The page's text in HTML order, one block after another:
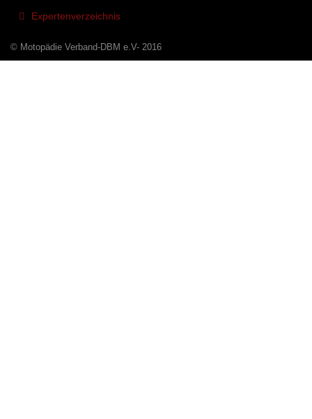
Expertenverzeichnis
© Motopädie Verband-DBM e.V- 2016